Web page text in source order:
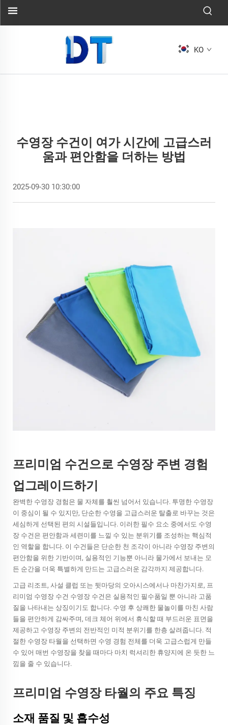
KO
수영장 수건이 여가 시간에 고급스러
움과 편안함을 더하는 방법
2025-09-30 10:30:00
프리미엄 수건으로 수영장 주변 경험
업그레이드하기
완벽한 수영장 경험은 물 자체를 훨씬 넘어서 있습니다. 투명한 수영장
이 중심이 될 수 있지만, 단순한 수영을 고급스러운 탈출로 바꾸는 것은
세심하게 선택된 편의 시설들입니다. 이러한 필수 요소 중에서도 수영
장 수건은 편안함과 세련미를 느낄 수 있는 분위기를 조성하는 핵심적
인 역할을 합니다. 이 수건들은 단순한 천 조각이 아니라 수영장 주변의
편안함을 위한 기반이며, 실용적인 기능뿐 아니라 물가에서 보내는 모
든 순간을 더욱 특별하게 만드는 고급스러운 감각까지 제공합니다.
고급 리조트, 사설 클럽 또는 뒷마당의 오아시스에서나 마찬가지로, 프
리미엄 수영장 수건 수영장 수건은 실용적인 필수품일 뿐 아니라 고품
질을 나타내는 상징이기도 합니다. 수영 후 상쾌한 물놀이를 마친 사람
들을 편안하게 감싸주며, 데크 체어 위에서 휴식할 때 부드러운 표면을
제공하고 수영장 주변의 전반적인 미적 분위기를 한층 살려줍니다. 적
절한 수영장 타월을 선택하면 수영 경험 전체를 더욱 고급스럽게 만들
수 있어 매번 수영장을 찾을 때마다 마치 럭셔리한 휴양지에 온 듯한 느
낌을 줄 수 있습니다.
프리미엄 수영장 타월의 주요 특징
소재 품질 및 흡수성